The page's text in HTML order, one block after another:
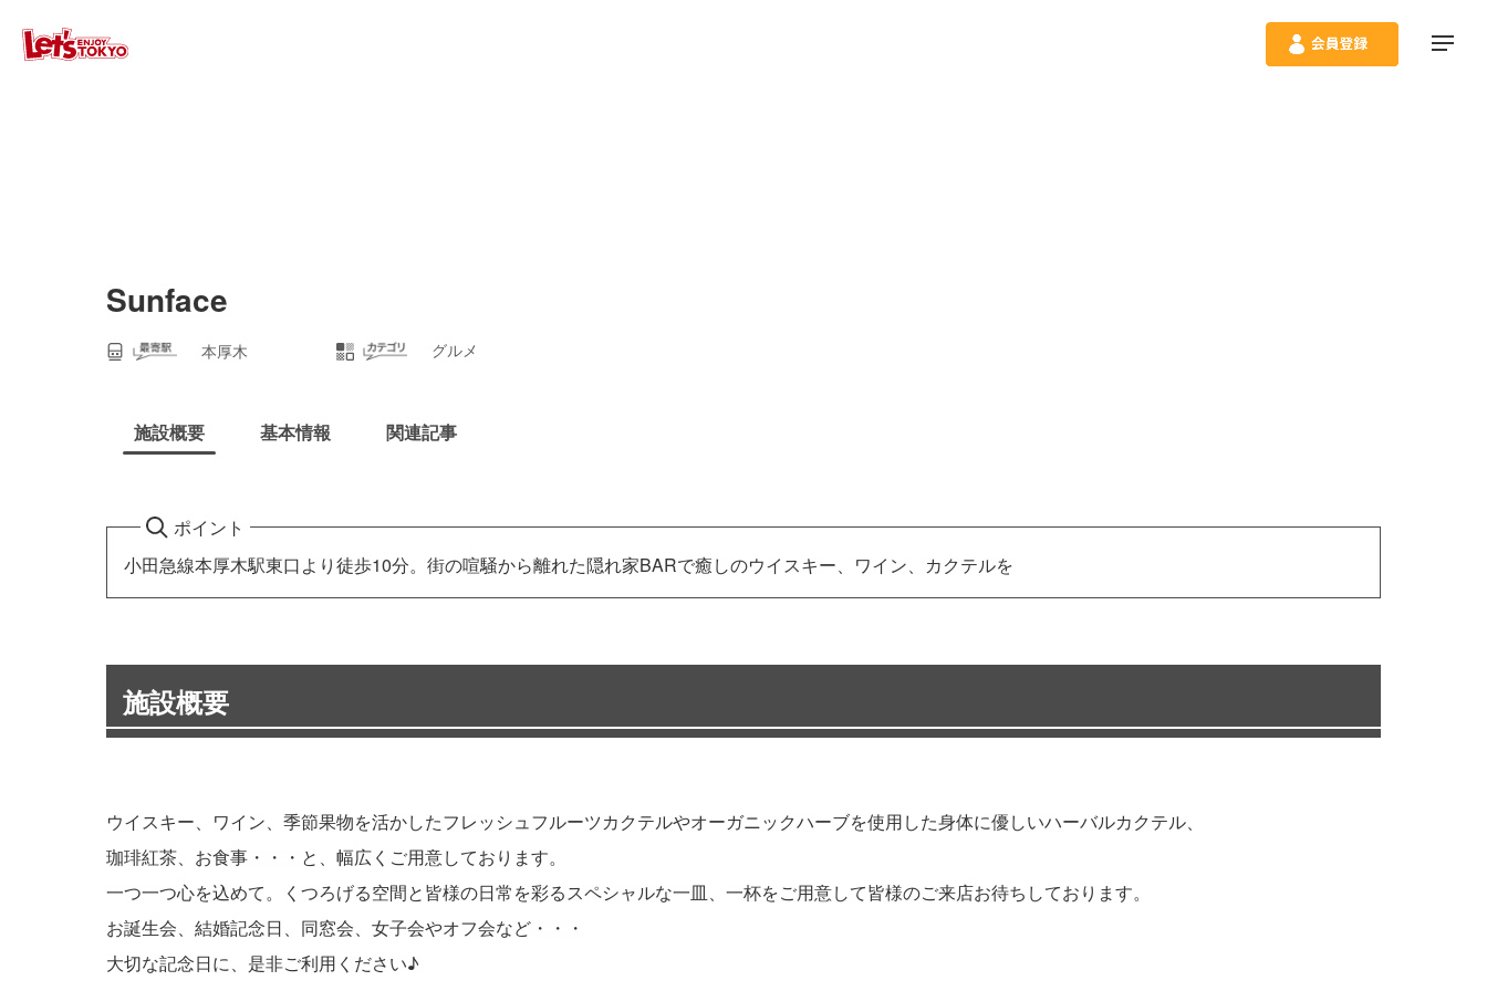
Sunface
本厚木 グルメ
施設概要 基本情報 関連記事
ポイント
小田急線本厚木駅東口より徒歩10分。街の喧騒から離れた隠れ家BARで癒しのウイスキー、ワイン、カクテルを
施設概要
ウイスキー、ワイン、季節果物を活かしたフレッシュフルーツカクテルやオーガニックハーブを使用した身体に優しいハーバルカクテル、
珈琲紅茶、お食事・・・と、幅広くご用意しております。
一つ一つ心を込めて。くつろげる空間と皆様の日常を彩るスペシャルな一皿、一杯をご用意して皆様のご来店お待ちしております。
お誕生会、結婚記念日、同窓会、女子会やオフ会など・・・
大切な記念日に、是非ご利用ください♪